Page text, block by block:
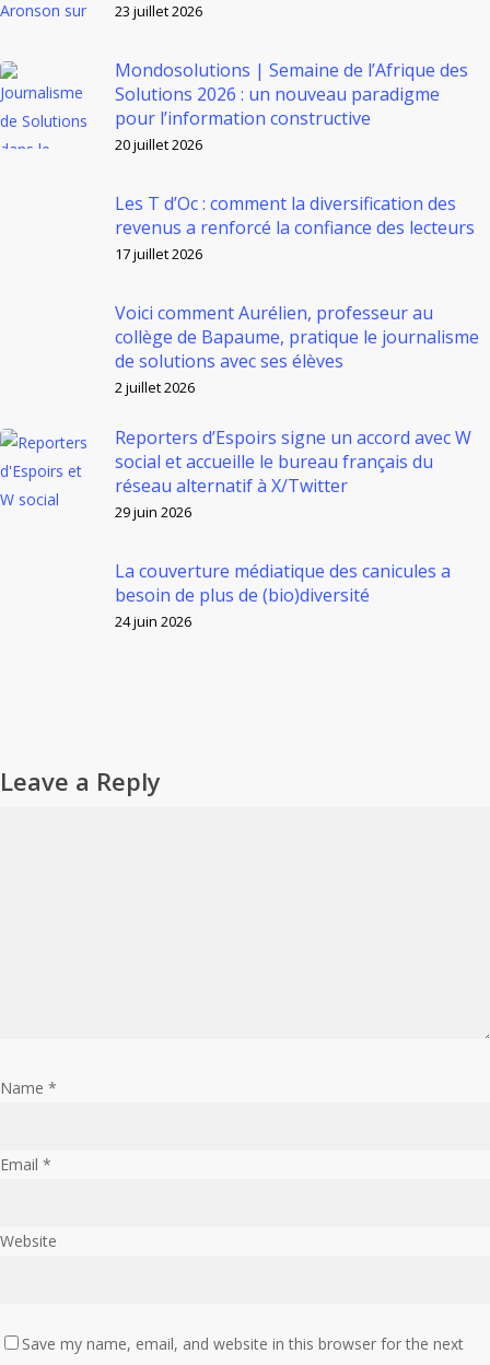
23 juillet 2026
Mondosolutions | Semaine de l’Afrique des
Solutions 2026 : un nouveau paradigme
pour l’information constructive
20 juillet 2026
Les T d’Oc : comment la diversification des
revenus a renforcé la confiance des lecteurs
17 juillet 2026
Voici comment Aurélien, professeur au
collège de Bapaume, pratique le journalisme
de solutions avec ses élèves
2 juillet 2026
Reporters d’Espoirs signe un accord avec W
social et accueille le bureau français du
réseau alternatif à X/Twitter
29 juin 2026
La couverture médiatique des canicules a
besoin de plus de (bio)diversité
24 juin 2026
Leave a Reply
Name *
Email *
Website
Save my name, email, and website in this browser for the next